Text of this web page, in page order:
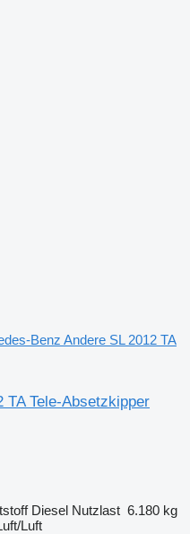
Benz Andere SL 2012 TA
TA Tele-Absetzkipper
Diesel Nutzlast 6.180 kg
Luft